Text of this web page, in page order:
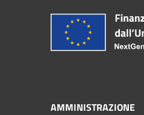
AMMINISTRAZIONE